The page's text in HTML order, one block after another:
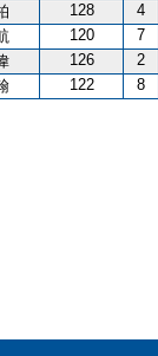
128
4
120
7
126
2
122 8